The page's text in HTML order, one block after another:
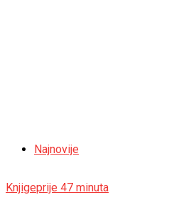
Najnovije
Knjigeprije 47 minuta